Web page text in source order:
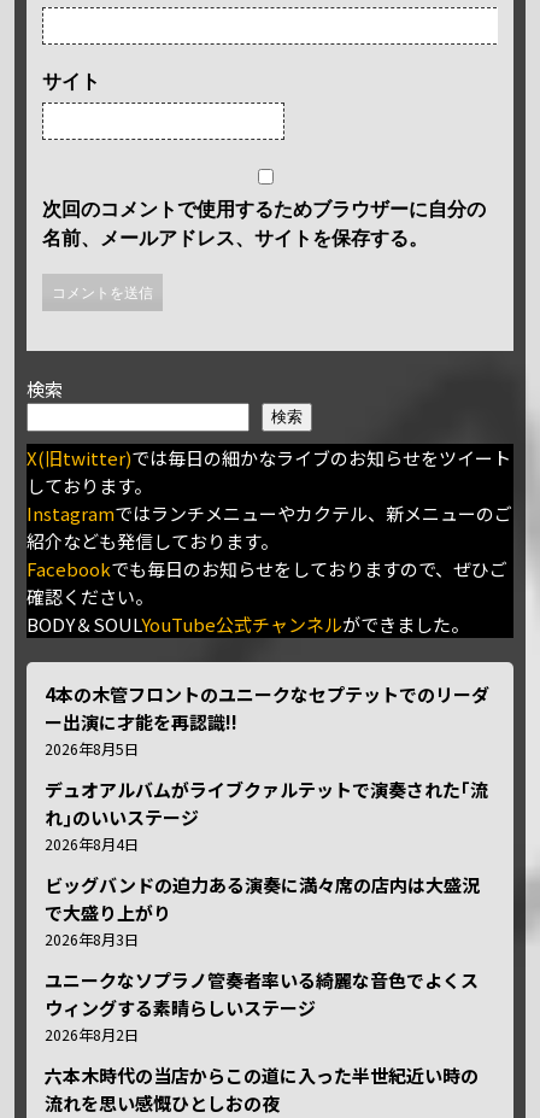
サイト
次回のコメントで使用するためブラウザーに自分の
名前、メールアドレス、サイトを保存する。
検索
検索
X(旧twitter)では毎日の細かなライブのお知らせをツイート
しております。
Instagramではランチメニューやカクテル、新メニューのご
紹介なども発信しております。
Facebookでも毎日のお知らせをしておりますので、ぜひご
確認ください。
BODY＆SOULYouTube公式チャンネルができました。
4本の木管フロントのユニークなセプテットでのリーダ
ー出演に才能を再認識!!
2026年8月5日
デュオアルバムがライブクァルテットで演奏された｢流
れ｣のいいステージ
2026年8月4日
ビッグバンドの迫力ある演奏に満々席の店内は大盛況
で大盛り上がり
2026年8月3日
ユニークなソプラノ管奏者率いる綺麗な音色でよくス
ウィングする素晴らしいステージ
2026年8月2日
六本木時代の当店からこの道に入った半世紀近い時の
流れを思い感慨ひとしおの夜